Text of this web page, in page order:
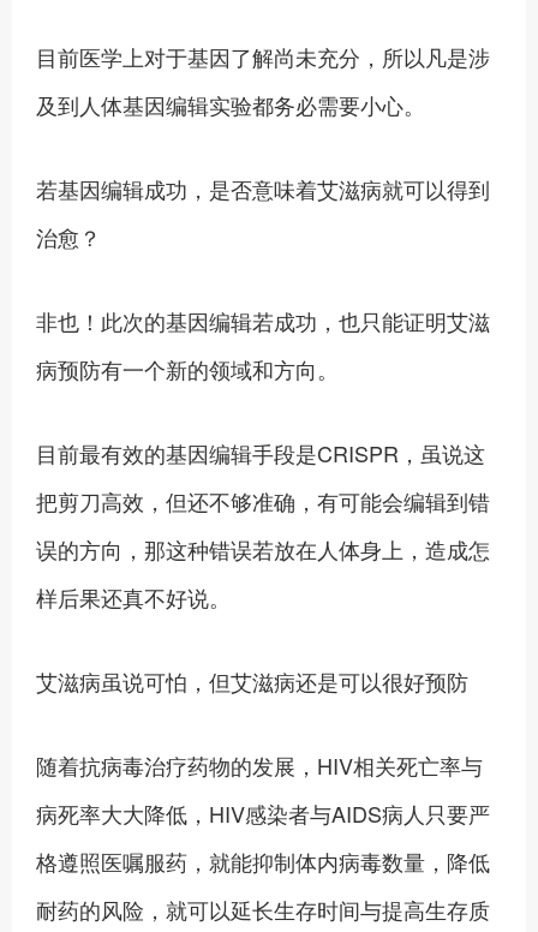
目前医学上对于基因了解尚未充分，所以凡是涉
及到人体基因编辑实验都务必需要小心。
若基因编辑成功，是否意味着艾滋病就可以得到
治愈？
非也！此次的基因编辑若成功，也只能证明艾滋
病预防有一个新的领域和方向。
目前最有效的基因编辑手段是CRISPR，虽说这
把剪刀高效，但还不够准确，有可能会编辑到错
误的方向，那这种错误若放在人体身上，造成怎
样后果还真不好说。
艾滋病虽说可怕，但艾滋病还是可以很好预防
随着抗病毒治疗药物的发展，HIV相关死亡率与
病死率大大降低，HIV感染者与AIDS病人只要严
格遵照医嘱服药，就能抑制体内病毒数量，降低
耐药的风险，就可以延长生存时间与提高生存质